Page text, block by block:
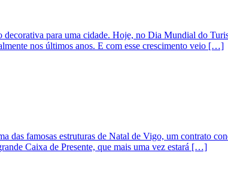
para uma cidade. Hoje, no Dia Mundial do
nos últimos anos. E com esse crescimento veio […]
das famosas estruturas de Natal de Vigo, um contrato
Caixa de Presente, que mais uma vez estará […]